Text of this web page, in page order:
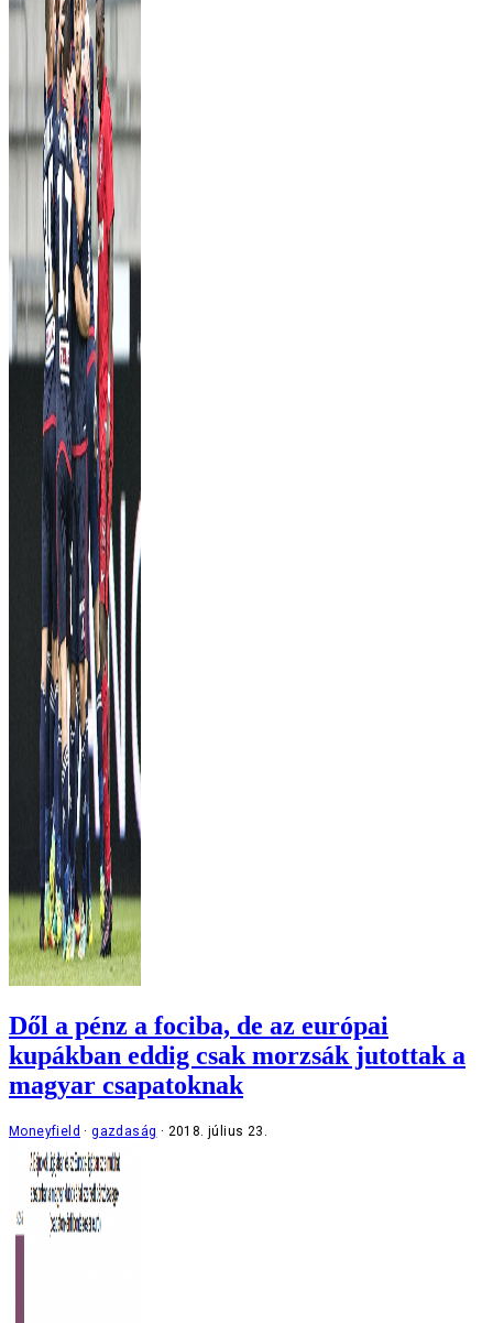
Dől a pénz a fociba, de az európai
kupákban eddig csak morzsák jutottak a
magyar csapatoknak
Moneyfield gazdaság 2018. július 23.